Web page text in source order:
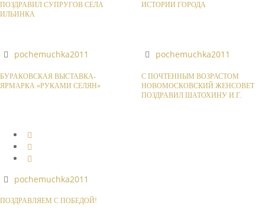
ПОЗДРАВИЛ СУПРУГОВ СЕЛА
ИЛЬИНКА
ИСТОРИИ ГОРОДА
pochemuchka2011
БУРАКОВСКАЯ ВЫСТАВКА-
ЯРМАРКА «РУКАМИ СЕЛЯН»
pochemuchka2011
С ПОЧТЕННЫМ ВОЗРАСТОМ
НОВОМОСКОВСКИЙ ЖЕНСОВЕТ
ПОЗДРАВИЛ ШАТОХИНУ И.Г.
pochemuchka2011
ПОЗДРАВЛЯЕМ С ПОБЕДОЙ!